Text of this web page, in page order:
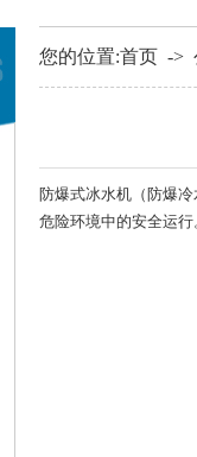
您的位置:首页 ->
​防爆式冰水机 （防爆
危险环境中的安全运